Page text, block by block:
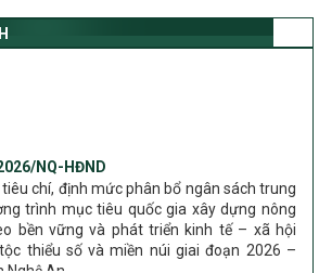
núi giai đoạn 2026 – 2030 trên địa bàn tỉnh
chí, định mức phân bổ ngân sách trung
trình mục tiêu quốc gia xây dựng nông
bền vững và phát triển kinh tế – xã hội
thiểu số và miền núi giai đoạn 2026 –
An